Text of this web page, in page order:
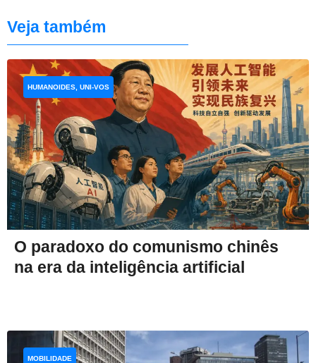
Veja também
O paradoxo do comunismo chinês
na era da inteligência artificial
HUMANOIDES, UNI-VOS
MOBILIDADE